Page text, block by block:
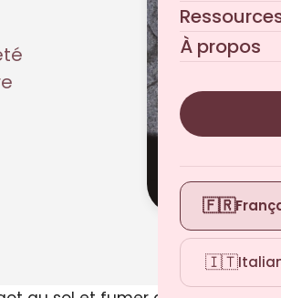
À propos
🇫🇷
🇮🇹